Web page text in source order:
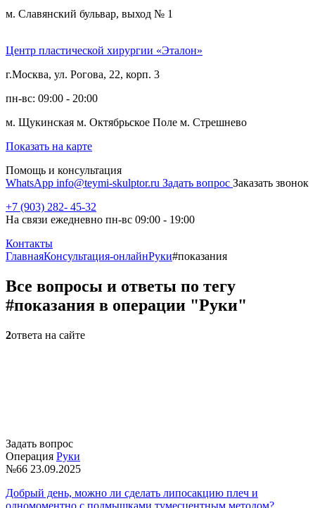
м. Славянский бульвар, выход № 1
Центр пластической хирургии «Эталон»
г.Москва, ул. Рогова, 22, корп. 3
пн-вс: 09:00 - 20:00
м. Щукинская м. Октябрьское Поле м. Стрешнево
Показать на карте
Помощь и консультация
WhatsApp info@teymi-skulptor.ru Задать вопрос Заказать звонок
+7 (903) 282- 45-32
На связи ежедневно пн-вс 09:00 - 19:00
Контакты
ГлавнаяКонсультация-онлайнРуки#показания
Все вопросы и ответы по тегу
#показания в операции "Руки"
2ответа на сайте
Задать вопрос
Операция Руки
№66 23.09.2025
Добрый день, можно ли сделать липосакцию плеч и
одномоментно с подмышками тумесцентным методом?